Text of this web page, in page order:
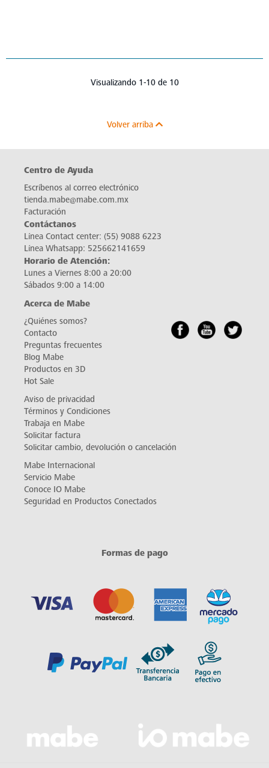
Visualizando 1-10 de 10
Volver arriba
Centro de Ayuda
Escríbenos al correo electrónico
tienda.mabe@mabe.com.mx
Facturación
Contáctanos
Línea Contact center: (55) 9088 6223
Línea Whatsapp: 525662141659
Horario de Atención:
Lunes a Viernes 8:00 a 20:00
Sábados 9:00 a 14:00
Acerca de Mabe
¿Quiénes somos?
Contacto
Preguntas frecuentes
Blog Mabe
Productos en 3D
Hot Sale
Aviso de privacidad
Términos y Condiciones
Trabaja en Mabe
Solicitar factura
Solicitar cambio, devolución o cancelación
Mabe Internacional
Servicio Mabe
Conoce IO Mabe
Seguridad en Productos Conectados
Formas de pago